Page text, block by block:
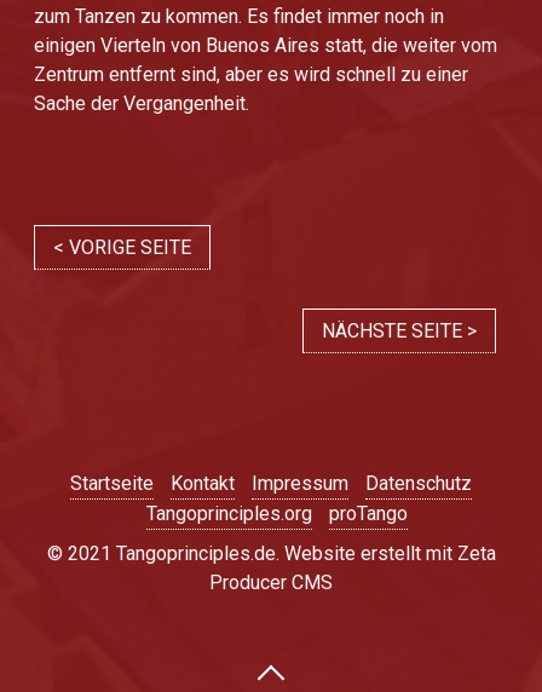
zum Tanzen zu kommen. Es findet immer noch in
einigen Vierteln von Buenos Aires statt, die weiter vom
Zentrum entfernt sind, aber es wird schnell zu einer
Sache der Vergangenheit.
< VORIGE SEITE
NÄCHSTE SEITE >
Startseite Kontakt Impressum
Datenschutz
Tangoprinciples.org
proTango
© 2021 Tangoprinciples.de. Website erstellt mit Zeta
Producer CMS